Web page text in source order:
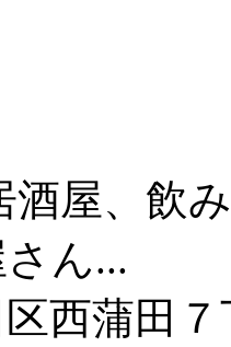
酒屋、飲
ん...
西蒲田